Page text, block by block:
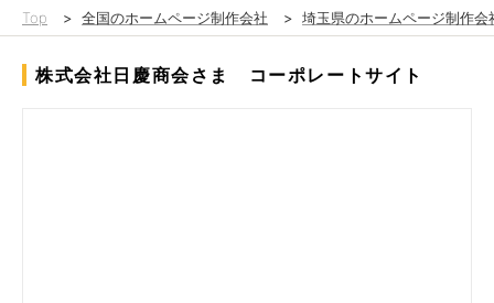
Top > 全国のホームページ制作会社 > 埼玉県のホームページ制作会
株式会社日慶商会さま コーポレートサイト